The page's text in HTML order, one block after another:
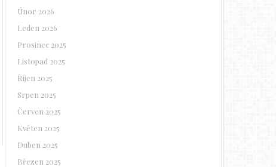
Únor 2026
Leden 2026
Prosinec 2025
Listopad 2025
Říjen 2025
Srpen 2025
Červen 2025
Květen 2025
Duben 2025
Březen 2025